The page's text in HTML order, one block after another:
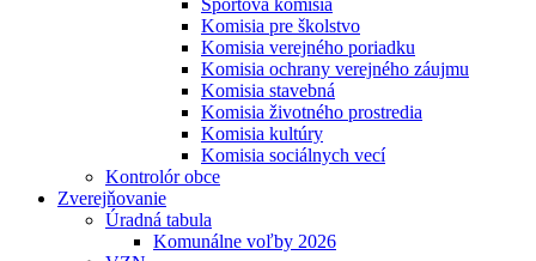
Športová komisia
Komisia pre školstvo
Komisia verejného poriadku
Komisia ochrany verejného záujmu
Komisia stavebná
Komisia životného prostredia
Komisia kultúry
Komisia sociálnych vecí
Kontrolór obce
Zverejňovanie
Úradná tabula
Komunálne voľby 2026